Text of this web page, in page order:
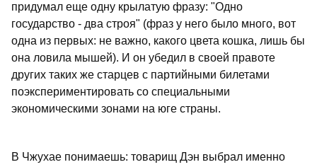
придумал еще одну крылатую фразу: "Одно
государство - два строя" (фраз у него было много, вот
одна из первых: не важно, какого цвета кошка, лишь бы
она ловила мышей). И он убедил в своей правоте
других таких же старцев с партийными билетами
поэкспериментировать со специальными
экономическими зонами на юге страны.
В Чжухае понимаешь: товарищ Дэн выбрал именно